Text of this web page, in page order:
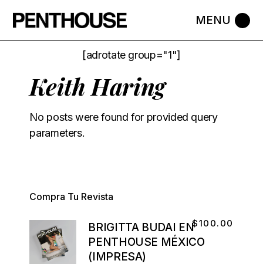
[adrotate group="1"]
Keith Haring
No posts were found for provided query
parameters.
Compra Tu Revista
BRIGITTA BUDAI EN
PENTHOUSE MÉXICO
(IMPRESA)
$100.00